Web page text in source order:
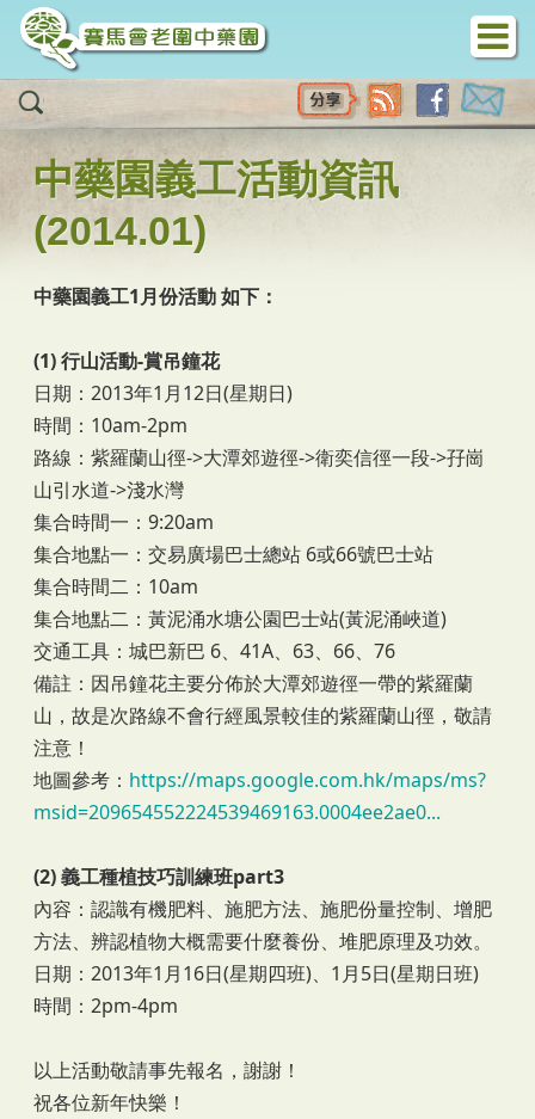
移至主內容
中藥園義工活動資訊
(2014.01)
中藥園義工1月份活動 如下：
(1) 行山活動-賞吊鐘花
日期：2013年1月12日(星期日)
時間：10am-2pm
路線：紫羅蘭山徑->大潭郊遊徑->衛奕信徑一段->孖崗
山引水道->淺水灣
集合時間一：9:20am
集合地點一：交易廣場巴士總站 6或66號巴士站
集合時間二：10am
集合地點二：黃泥涌水塘公園巴士站(黃泥涌峽道)
交通工具：城巴新巴 6、41A、63、66、76
備註：因吊鐘花主要分佈於大潭郊遊徑一帶的紫羅蘭
山，故是次路線不會行經風景較佳的紫羅蘭山徑，敬請
注意！
地圖參考： https://maps.google.com.hk/maps/ms?
msid=209654552224539469163.0004ee2ae0...
(2) 義工種植技巧訓練班part3
內容：認識有機肥料、施肥方法、施肥份量控制、增肥
方法、辨認植物大概需要什麼養份、堆肥原理及功效。
日期：2013年1月16日(星期四班)、1月5日(星期日班)
時間：2pm-4pm
以上活動敬請事先報名，謝謝！
祝各位新年快樂！